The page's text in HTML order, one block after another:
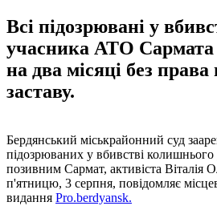
Всі підозрювані у
учасника АТО Сармата
на два місяці без права
заставу.
Бердянський міськрайонний суд
підозрюваних у вбивстві
позивним Сармат, активіста Віталія
п'ятницю, 3 серпня, повідомляє
видання Рro.berdyansk.